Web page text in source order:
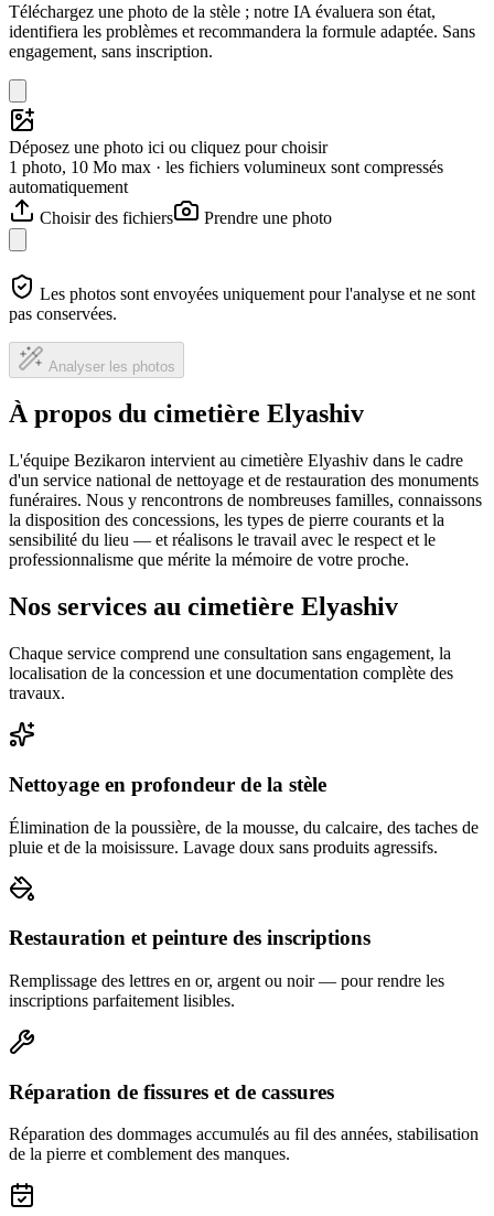
Téléchargez une photo de la stèle ; notre IA évaluera son état,
identifiera les problèmes et recommandera la formule adaptée. Sans
engagement, sans inscription.
Déposez une photo ici ou cliquez pour choisir
1 photo, 10 Mo max · les fichiers volumineux sont compressés
automatiquement
Choisir des fichiers
Prendre une photo
Les photos sont envoyées uniquement pour l'analyse et ne sont
pas conservées.
Analyser les photos
À propos du cimetière Elyashiv
L'équipe Bezikaron intervient au cimetière Elyashiv dans le cadre
d'un service national de nettoyage et de restauration des monuments
funéraires. Nous y rencontrons de nombreuses familles, connaissons
la disposition des concessions, les types de pierre courants et la
sensibilité du lieu — et réalisons le travail avec le respect et le
professionnalisme que mérite la mémoire de votre proche.
Nos services au cimetière Elyashiv
Chaque service comprend une consultation sans engagement, la
localisation de la concession et une documentation complète des
travaux.
Nettoyage en profondeur de la stèle
Élimination de la poussière, de la mousse, du calcaire, des taches de
pluie et de la moisissure. Lavage doux sans produits agressifs.
Restauration et peinture des inscriptions
Remplissage des lettres en or, argent ou noir — pour rendre les
inscriptions parfaitement lisibles.
Réparation de fissures et de cassures
Réparation des dommages accumulés au fil des années, stabilisation
de la pierre et comblement des manques.